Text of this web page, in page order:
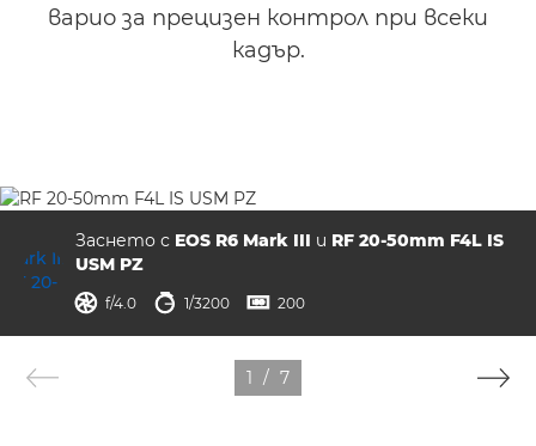
варио за прецизен контрол при всеки
кадър.
Заснето с EOS R6 Mark III и RF 20-50mm F4L IS
USM PZ
отвор на диафрагмата
 f/4.0 скорост на затвора
 1/3200 ISO
 200
1 / 7